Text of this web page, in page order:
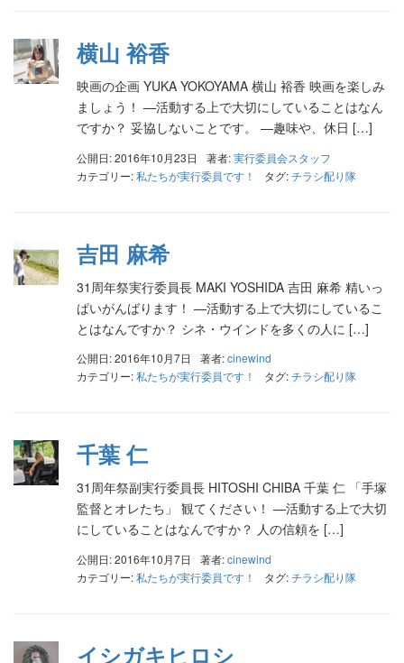
横山 裕香
映画の企画 YUKA YOKOYAMA 横山 裕香 映画を楽しみ
ましょう！ —活動する上で大切にしていることはなん
ですか？ 妥協しないことです。 —趣味や、休日 […]
公開日: 2016年10月23日 著者:実行委員会スタッフ
カテゴリー:私たちが実行委員です！ タグ:チラシ配り隊
吉田 麻希
31周年祭実行委員長 MAKI YOSHIDA 吉田 麻希 精いっ
ぱいがんばります！ —活動する上で大切にしているこ
とはなんですか？ シネ・ウインドを多くの人に […]
公開日: 2016年10月7日 著者:cinewind
カテゴリー:私たちが実行委員です！ タグ:チラシ配り隊
千葉 仁
31周年祭副実行委員長 HITOSHI CHIBA 千葉 仁 「手塚
監督とオレたち」 観てください！ —活動する上で大切
にしていることはなんですか？ 人の信頼を […]
公開日: 2016年10月7日 著者:cinewind
カテゴリー:私たちが実行委員です！ タグ:チラシ配り隊
イシガキヒロシ